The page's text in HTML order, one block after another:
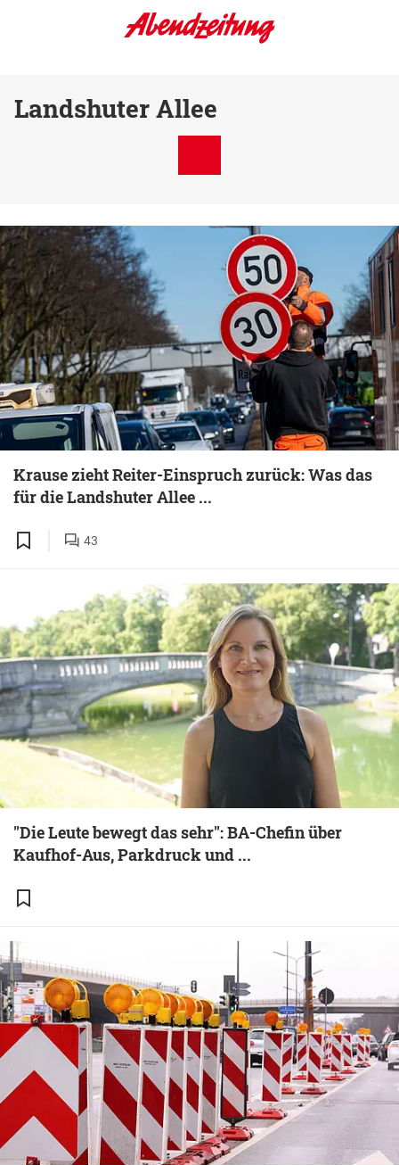
Landshuter Allee
Krause zieht Reiter-Einspruch zurück: Was das
für die Landshuter Allee ...
43
"Die Leute bewegt das sehr": BA-Chefin über
Kaufhof-Aus, Parkdruck und ...